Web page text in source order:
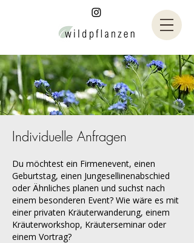
Individuelle Anfragen
Du möchtest ein Firmenevent, einen
Geburtstag, einen Jungesellinenabschied
oder Ähnliches planen und suchst nach
einem besonderen Event? Wie wäre es mit
einer privaten Kräuterwanderung, einem
Kräuterworkshop, Kräuterseminar oder
einem Vortrag?